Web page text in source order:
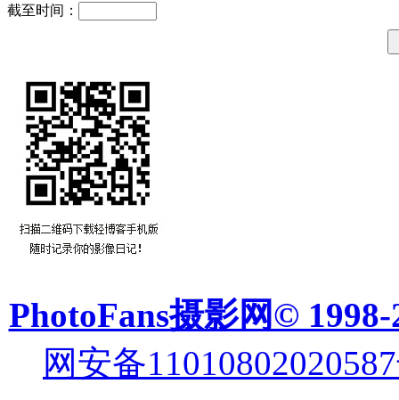
截至时间：
PhotoFans摄影网© 1998-
网安备